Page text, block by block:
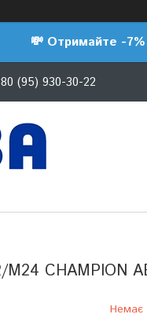
💸 Отримайте -
(95) 930-30-22
CHAMPION
Немає